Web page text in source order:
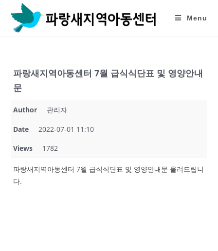
content
Menu
파랑새지역아동센터 7월 급식식단표 및 영양안내
문
Author 관리자
Date 2022-07-01 11:10
Views 1782
파랑새지역아동센터 7월 급식식단표 및 영양안내문 올려드립니
다.